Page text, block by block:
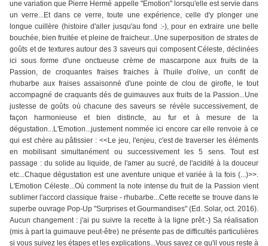
une variation que Pierre Hermé appelle "Emotion" lorsqu'elle est servie dans
un verre...Et dans ce verre, toute une expérience, celle d'y plonger une
longue cuillère (histoire d'aller jusqu'au fond :-), pour en extraire une belle
bouchée, bien fruitée et pleine de fraicheur...Une superposition de strates de
goûts et de textures autour des 3 saveurs qui composent Céleste, déclinées
ici sous forme d'une onctueuse crème de mascarpone aux fruits de la
Passion, de croquantes fraises fraiches à l'huile d'olive, un confit de
rhubarbe aux fraises assaisonné d'une pointe de clou de girofle, le tout
accompagné de craquants dés de guimauves aux fruits de la Passion...Une
justesse de goûts où chacune des saveurs se révèle successivement, de
façon harmonieuse et bien distincte, au fur et à mesure de la
dégustation...L'Emotion...justement nommée ici encore car elle renvoie à ce
qui est chère au pâtissier : <<Le jeu, l'enjeu, c'est de traverser les éléments
en mobilisant simultanément ou successivement les 5 sens. Tout est
passage : du solide au liquide, de l'amer au sucré, de l'acidité à la douceur
etc...Chaque dégustation est une aventure unique et variée à la fois (...)>>.
L'Emotion Céleste...Où comment la note intense du fruit de la Passion vient
sublimer l'accord classique fraise - rhubarbe...Cette recette se trouve dans le
superbe ouvrage Pop-Up "Surprises et Gourmandises" (Ed. Solar, oct. 2016).
Aucun changement : j'ai pu suivre la recette à la ligne prêt:-) Sa réalisation
(mis à part la guimauve peut-être) ne présente pas de difficultés particulières
si vous suivez les étapes et les explications...Vous savez ce qu'il vous reste à